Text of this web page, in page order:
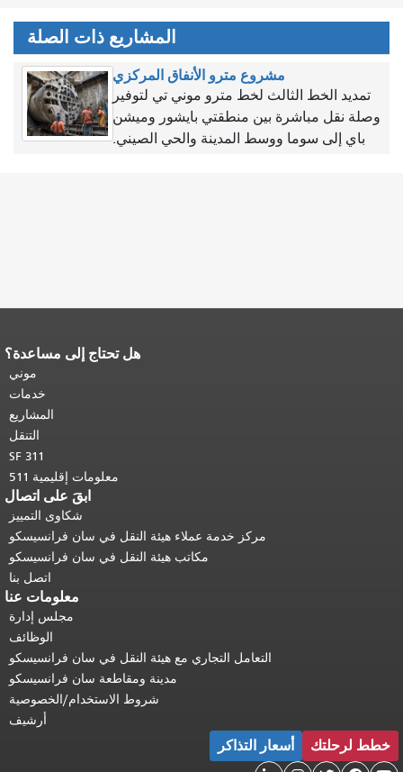
المشاريع ذات الصلة
مشروع مترو الأنفاق المركزي
تمديد الخط الثالث لخط مترو موني تي لتوفير
وصلة نقل مباشرة بين منطقتي بايشور وميشن
باي إلى سوما ووسط المدينة والحي الصيني.
هل تحتاج إلى مساعدة؟
موني
خدمات
المشاريع
التنقل
SF 311
معلومات إقليمية 511
ابقَ على اتصال
شكاوى التمييز
مركز خدمة عملاء هيئة النقل في سان فرانسيسكو
مكاتب هيئة النقل في سان فرانسيسكو
اتصل بنا
معلومات عنا
مجلس إدارة
الوظائف
التعامل التجاري مع هيئة النقل في سان فرانسيسكو
مدينة ومقاطعة سان فرانسيسكو
شروط الاستخدام/الخصوصية
أرشيف
خطط لرحلتك أسعار التذاكر